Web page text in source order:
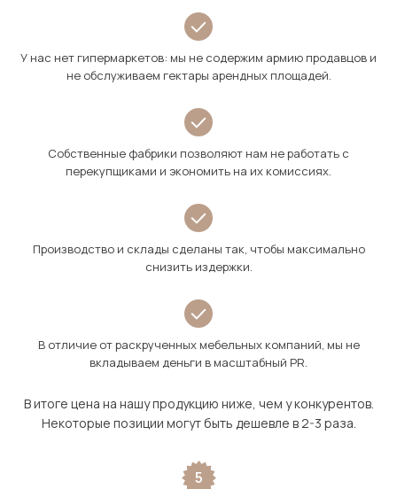
У нас нет гипермаркетов: мы не содержим армию продавцов и
не обслуживаем гектары арендных площадей.
Собственные фабрики позволяют нам не работать с
перекупщиками и экономить на их комиссиях.
Производство и склады сделаны так, чтобы максимально
снизить издержки.
В отличие от раскрученных мебельных компаний, мы не
вкладываем деньги в масштабный PR.
В итоге цена на нашу продукцию ниже, чем у конкурентов.
Некоторые позиции могут быть дешевле в 2-3 раза.
5